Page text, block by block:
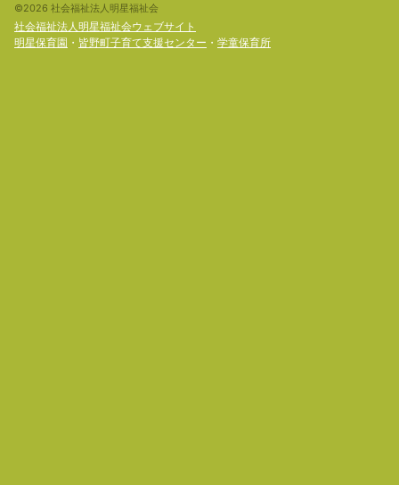
©2026 社会福祉法人明星福祉会
社会福祉法人明星福祉会ウェブサイト
明星保育園 ・ 皆野町子育て支援センター ・ 学童保育所